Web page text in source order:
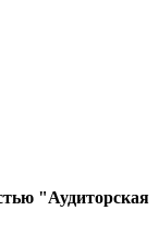
"Аудиторская